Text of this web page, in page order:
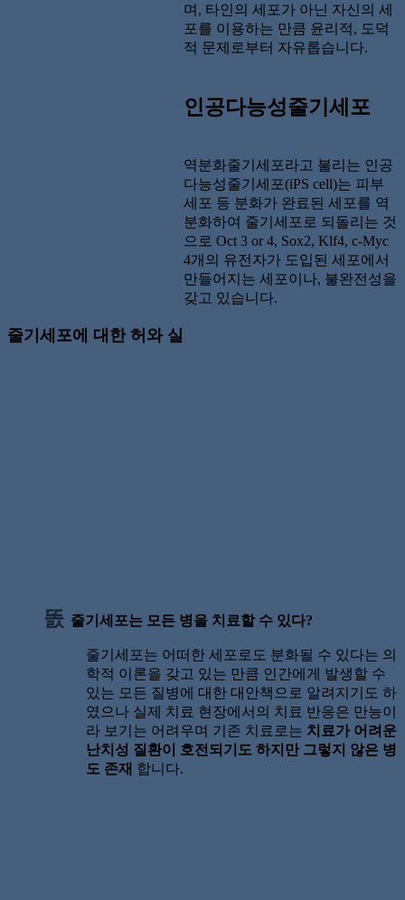
며, 타인의 세포가 아닌 자신의 세
포를 이용하는 만큼 윤리적, 도덕
적 문제로부터 자유롭습니다.
인공다능성줄기세포
역분화줄기세포라고 불리는 인공
다능성줄기세포(iPS cell)는 피부
세포 등 분화가 완료된 세포를 역
분화하여 줄기세포로 되돌리는 것
으로Oct 3 or 4, Sox2, Klf4, c-Myc
4개의 유전자가 도입된 세포에서
만들어지는 세포이나, 불완전성을
갖고 있습니다.
줄기세포에 대한 허와 실
줄기세포는 모든 병을 치료할 수 있다?
줄기세포는 어떠한 세포로도 분화될 수 있다는 의
학적 이론을 갖고 있는 만큼 인간에게 발생할 수
있는 모든 질병에 대한 대안책으로 알려지기도 하
였으나 실제 치료 현장에서의 치료 반응은 만능이
라 보기는 어려우며 기존 치료로는 치료가 어려운
난치성 질환이 호전되기도 하지만 그렇지 않은 병
도 존재 합니다.